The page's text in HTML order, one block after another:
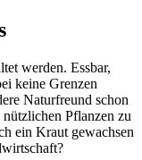
werden. Essbar,
keine Grenzen
Naturfreund schon
nützlichen Pflanzen zu
ein Kraut gewachsen